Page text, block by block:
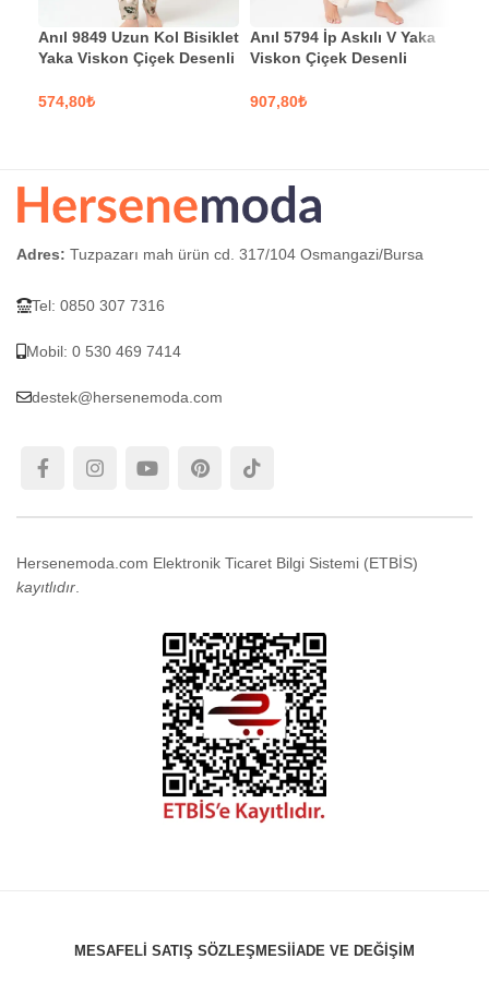
Anıl 9849 Uzun Kol Bisiklet
Yaka Viskon Çiçek Desenli
Pijama Takımı
₺
Anıl 5794 İp Askılı V Yaka
Viskon Çiçek Desenli
Bağlamalı Dantel Detaylı
₺
Adres: Tuzpazarı mah ürün cd. 317/104 Osmangazi/Bursa
Tel: 0850 307 7316
Mobil: 0 530 469 7414
destek@hersenemoda.com
Hersenemoda.com Elektronik Ticaret Bilgi Sistemi (ETBİS)
kayıtlıdır.
MESAFELI SATIŞ SÖZLEŞMESI İADE VE DEĞIŞIM